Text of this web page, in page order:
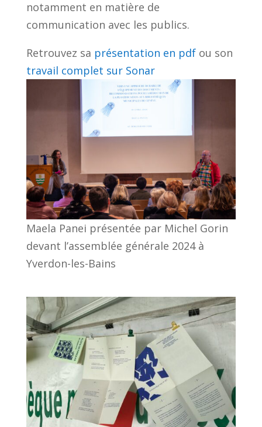
notamment en matière de
communication avec les publics.
Retrouvez sa présentation en pdfou son
travail complet sur Sonar
Maela Panei présentée par Michel Gorin
devant l’assemblée générale 2024 à
Yverdon-les-Bains